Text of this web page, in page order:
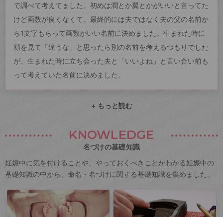
で調べて考えてました。初めは潤とか翼とかがいいと言ってた
けど画数が良くなくて、最終的には夫ではなく夫の父の名前か
ら1文字もらって画数がいい名前に決めました。生まれた時に
顔を見て「違うな」と思ったら別の名前を考えるつもりでした
が、生まれた時に立ち会った夫と「いいよね」と言い合い前も
って考えていた名前に決めました。
+ もっと読む
KNOWLEDGE
名づけの基礎知識
妊娠中に気を付けることや、やっておくべきことがわかる妊娠中の
基礎知識の中から、命名・名づけに関する基礎知識を集めました。